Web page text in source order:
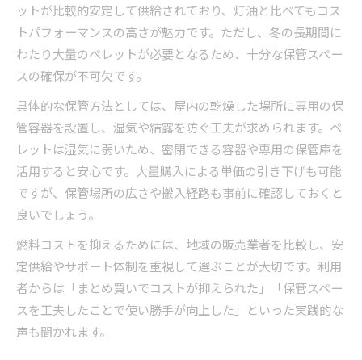
ットが比較的安定して供給されており、灯油と比べてもコス
トパフォーマンスの高さが魅力です。ただし、冬の長期間に
わたり大量のペレットが必要となるため、十分な保管スペー
スの確保が不可欠です。
具体的な保管方法としては、屋内の乾燥した場所に専用の保
管容器を設置し、湿気や結露を防ぐ工夫が求められます。ペ
レットは湿気に弱いため、密閉できる容器や専用の保管庫を
活用すると安心です。大量購入による単価の引き下げも可能
ですが、保管場所の広さや搬入経路も事前に確認しておくと
良いでしょう。
燃料コストを抑えるためには、地域の販売業者を比較し、安
定供給やサポート体制を重視して選ぶことが大切です。利用
者からは「まとめ買いでコストが抑えられた」「保管スペー
スを工夫したことで使い勝手が向上した」といった実践的な
声も聞かれます。